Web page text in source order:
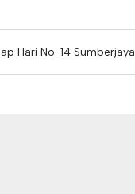
Hari No. 14 Sumberjaya